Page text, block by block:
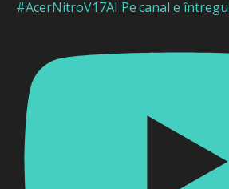
#AcerNitroV17AI Pe canal e